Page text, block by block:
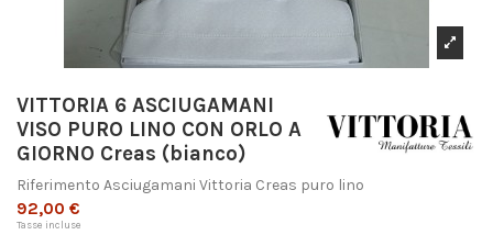
VITTORIA 6 ASCIUGAMANI
VISO PURO LINO CON ORLO A
GIORNO Creas (bianco)
Riferimento Asciugamani Vittoria Creas puro lino
92,00 €
Tasse incluse